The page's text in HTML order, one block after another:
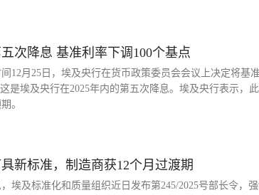
次降息 基准利率下调100个基点
12月25日，埃及央行在货币政策委员会会议上决定将基
是埃及央行在2025年内的第五次降息。埃及央行表示，
。
新标准，制造商获12个月过渡期
埃及标准化和质量组织近日发布第245/2025号部长令，